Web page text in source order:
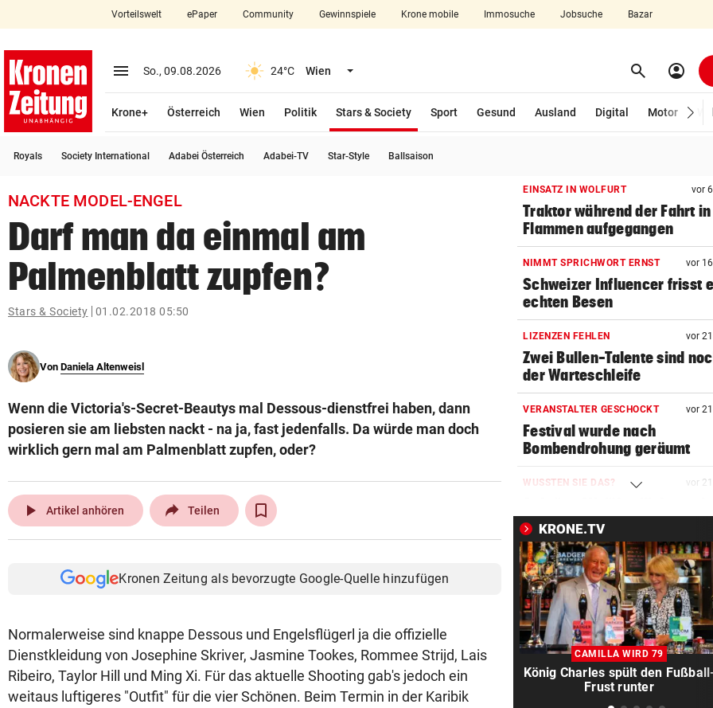
closeSchließen
account_circle Anmelden
arrow_right
bookmark
search
Suchbegriff
eingeben
© Krone Multimedia GmbH & Co KG 2026
Vorteilswelt ePaper Community Gewinnspiele Krone mobile Immosuche Jobsuche Bazar
menu Menü aufklappen
So., 09.08.2026 24°C Wien Menü aufklappen search Suchen
account_circle
Krone+ Österreich Wien Politik Stars & Society
Sport
Gesund Ausland Digital Motor
Royals Society International Adabei Österreich Adabei-TV Star-Style Ballsaison
NACKTE MODEL-ENGEL
Darf man da einmal am
Palmenblatt zupfen?
Stars & Society 01.02.2018 05:50
Von Daniela Altenweisl
Wenn die Victoria's-Secret-Beautys mal Dessous-dienstfrei haben, dann
posieren sie am liebsten nackt - na ja, fast jedenfalls. Da würde man doch
wirklich gern mal am Palmenblatt zupfen, oder?
play_arrow Artikel anhören Teilen
Kronen Zeitung als bevorzugte Google-Quelle hinzufügen
Normalerweise sind knappe Dessous und Engelsflügerl ja die offizielle
Dienstkleidung von Josephine Skriver, Jasmine Tookes, Rommee Strijd, Lais
Ribeiro, Taylor Hill und Ming Xi. Für das aktuelle Shooting gab's jedoch ein
weitaus luftigeres "Outfit" für die vier Schönen. Beim Termin in der Karibik
EINSATZ IN WOLFURT vor
Traktor während der Fahrt in
Flammen aufgegangen
NIMMT SPRICHWORT ERNST vor
Schweizer Influencer frisst
echten Besen
LIZENZEN FEHLEN vor
Zwei Bullen-Talente sind
der Warteschleife
VERANSTALTER GESCHOCKT vor
Festival wurde nach
Bombendrohung geräumt
WUSSTEN SIE DAS? vor
einem Nachbarland!
FATALE GLUTHITZE vor 26
Wenn Bauarbeiter auf dem
zusammenbrechen
BABYGLÜCK MIT TOM BECK vor
Drittes Kind für „GZSZ“-Star
Chryssanthi Kavazi
KRONE.TV
CAMILLA WIRD 79
König Charles spült den
Frust runter